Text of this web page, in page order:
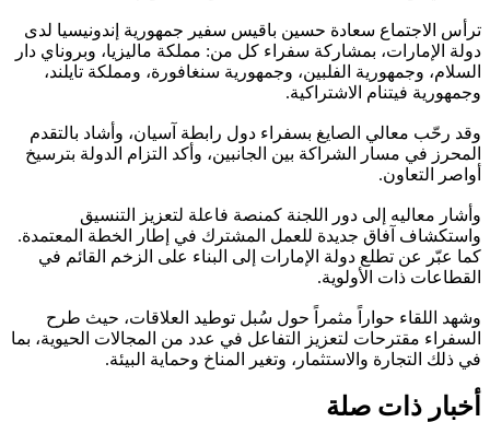
ترأس الاجتماع سعادة حسين باقيس سفير جمهورية إندونيسيا لدى
دولة الإمارات، بمشاركة سفراء كل من: مملكة ماليزيا، وبروناي دار
السلام، وجمهورية الفلبين، وجمهورية سنغافورة، ومملكة تايلند،
وجمهورية فيتنام الاشتراكية.
وقد رحّب معالي الصايغ بسفراء دول رابطة آسيان، وأشاد بالتقدم
المحرز في مسار الشراكة بين الجانبين، وأكد التزام الدولة بترسيخ
أواصر التعاون.
وأشار معاليه إلى دور اللجنة كمنصة فاعلة لتعزيز التنسيق
واستكشاف آفاق جديدة للعمل المشترك في إطار الخطة المعتمدة.
كما عبّر عن تطلع دولة الإمارات إلى البناء على الزخم القائم في
القطاعات ذات الأولوية.
وشهد اللقاء حواراً مثمراً حول سُبل توطيد العلاقات، حيث طرح
السفراء مقترحات لتعزيز التفاعل في عدد من المجالات الحيوية، بما
في ذلك التجارة والاستثمار، وتغير المناخ وحماية البيئة.
أخبار ذات صلة